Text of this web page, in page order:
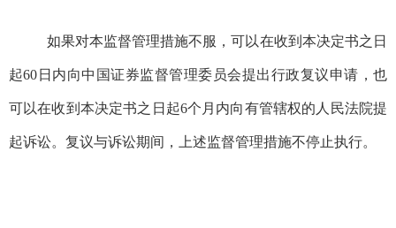
如果对本监督管理措施不服，可以在收到本决定书之日
起60 日内向中国证券监督管理委员会提出行政复议申请，也
可以在收到本决定书之日起6个月内向有管辖权的人民法院提
起诉讼。复议与诉讼期间，上述监督管理措施不停止执行。